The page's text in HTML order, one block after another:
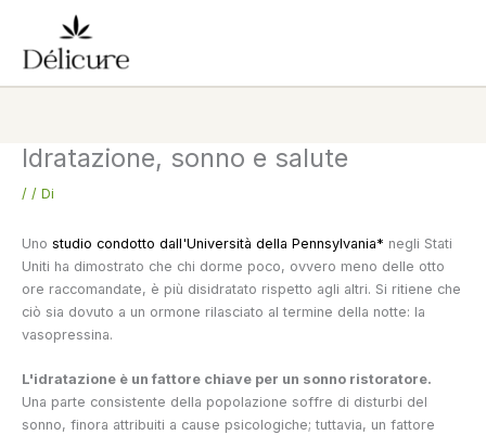
contenuto
Idratazione, sonno e salute
/ / Di
Uno studio condotto dall'Università della Pennsylvania* negli Stati
Uniti ha dimostrato che chi dorme poco, ovvero meno delle otto
ore raccomandate, è più disidratato rispetto agli altri. Si ritiene che
ciò sia dovuto a un ormone rilasciato al termine della notte: la
vasopressina.
L'idratazione è un fattore chiave per un sonno ristoratore.
Una parte consistente della popolazione soffre di disturbi del
sonno, finora attribuiti a cause psicologiche; tuttavia, un fattore